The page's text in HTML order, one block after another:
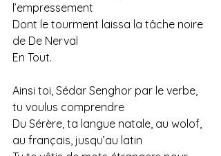
l’empressement
Dont le tourment laissa la tâche noire
de De Nerval
En Tout.
Ainsi toi, Sédar Senghor par le verbe,
tu voulus comprendre
Du Sérère, ta langue natale, au wolof,
au français, jusqu’au latin